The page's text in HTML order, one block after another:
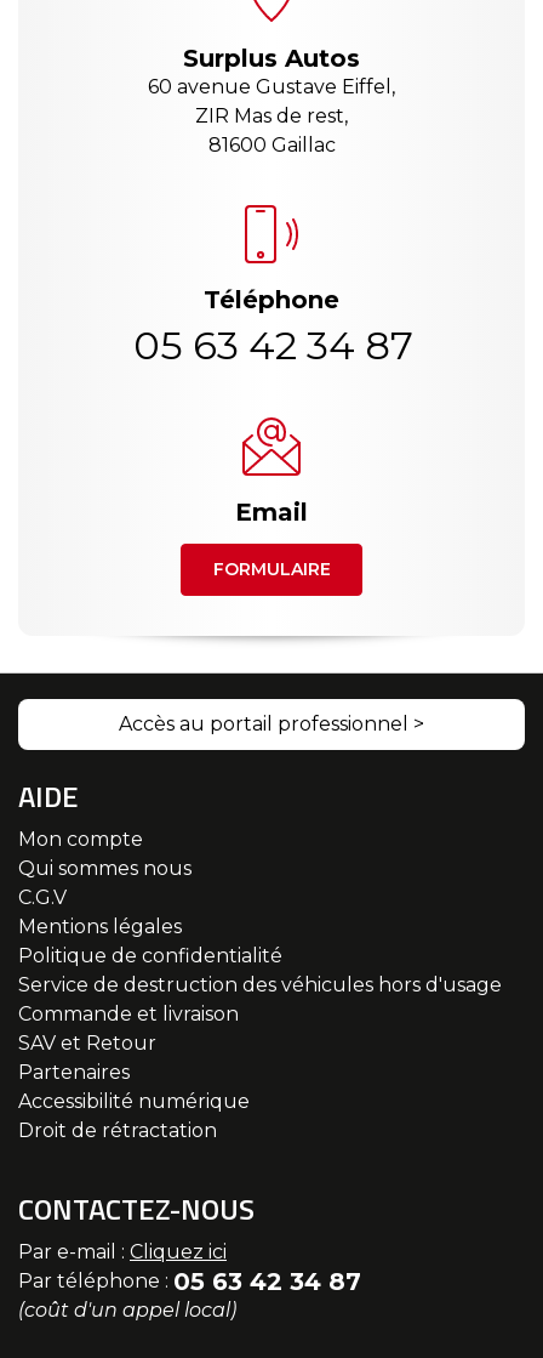
Surplus Autos
60 avenue Gustave Eiffel,
ZIR Mas de rest,
81600 Gaillac
Téléphone
05 63 42 34 87
Email
FORMULAIRE
Accès au portail professionnel >
AIDE
Mon compte
Qui sommes nous
C.G.V
Mentions légales
Politique de confidentialité
Service de destruction des véhicules hors d'usage
Commande et livraison
SAV et Retour
Partenaires
Accessibilité numérique
Droit de rétractation
CONTACTEZ-NOUS
Par e-mail : Cliquez ici
Par téléphone : 05 63 42 34 87
(coût d'un appel local)